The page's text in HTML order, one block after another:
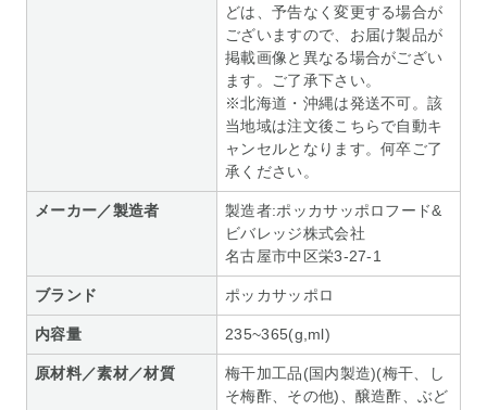
どは、予告なく変更する場合が
ございますので、お届け製品が
掲載画像と異なる場合がござい
ます。ご了承下さい。
※北海道・沖縄は発送不可。該
当地域は注文後こちらで自動キ
ャンセルとなります。何卒ご了
承ください。
メーカー／製造者
製造者:ポッカサッポロフード&
ビバレッジ株式会社
名古屋市中区栄3-27-1
ブランド ポッカサッポロ
内容量 235~365(g,ml)
原材料／素材／材質
梅干加工品(国内製造)(梅干、し
そ梅酢、その他)、醸造酢、ぶど